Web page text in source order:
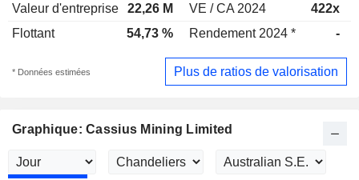
Valeur d'entreprise
22,26 M VE / CA 2024 422x
Flottant
54,73 % Rendement 2024 * -
* Données estimées Plus de ratios de valorisation
Graphique: Cassius Mining Limited